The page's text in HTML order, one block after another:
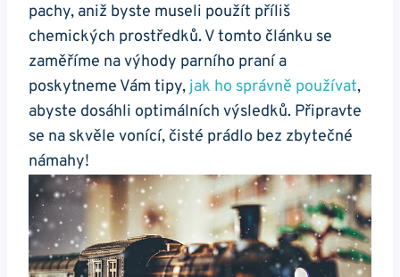
pachy, aniž byste museli použít příliš
chemických prostředků. V tomto článku se
zaměříme na výhody parního praní a
⁣poskytneme ‌Vám tipy, jak ho správně používat,
abyste dosáhli⁢ optimálních výsledků. Připravte
se na skvěle vonící, čisté prádlo bez zbytečné
námahy!